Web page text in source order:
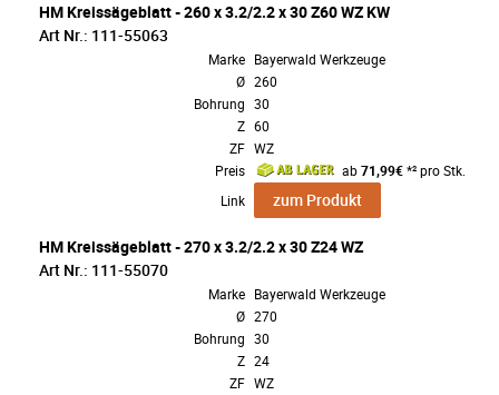
HM Kreissägeblatt - 260 x 3.2/2.2 x 30 Z60 WZ KW
Art Nr.: 111-55063
Marke Bayerwald Werkzeuge
Ø 260
Bohrung 30
Z 60
ZF WZ
Preis
ab71,99€*² pro Stk.
Link
zum Produkt
HM Kreissägeblatt - 270 x 3.2/2.2 x 30 Z24 WZ
Art Nr.: 111-55070
Marke Bayerwald Werkzeuge
Ø 270
Bohrung 30
Z 24
ZF WZ